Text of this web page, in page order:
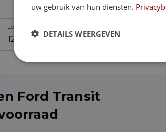
Looptijd
Ford Transit
uw gebruik van hun diensten.
DETAILS WEERGEVEN